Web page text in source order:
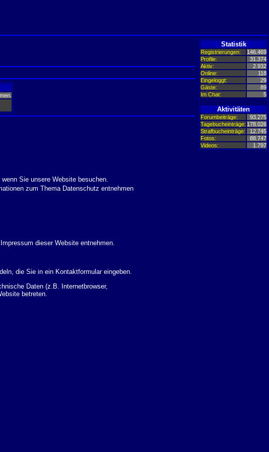
Sie unsere Website besuchen.
zum Thema Datenschutz entnehmen
dieser Website entnehmen.
die Sie in ein Kontaktformular eingeben.
Daten (z.B. Internetbrowser,
betreten.
Statistik
Registrierungen:
146.469
Profile:
31.374
Aktiv:
2.932
Online:
118
Eingeloggt:
29
Gäste:
89
Im Chat:
5
Aktivitäten
Forumbeiträge:
93.275
Tagebucheinträge: 178.026
Strafbucheinträge:
12.745
Fotos:
88.747
Videos:
1.797